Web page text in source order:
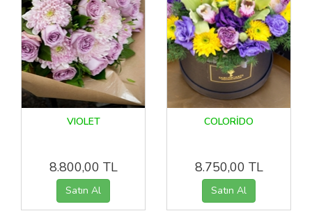
VIOLET
8.800,00 TL
COLORİDO
8.750,00 TL